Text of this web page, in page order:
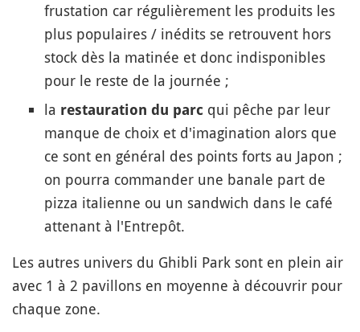
frustation car régulièrement les produits les
plus populaires / inédits se retrouvent hors
stock dès la matinée et donc indisponibles
pour le reste de la journée ;
la restauration du parc qui pêche par leur
manque de choix et d'imagination alors que
ce sont en général des points forts au Japon ;
on pourra commander une banale part de
pizza italienne ou un sandwich dans le café
attenant à l'Entrepôt.
Les autres univers du Ghibli Park sont en plein air
avec 1 à 2 pavillons en moyenne à découvrir pour
chaque zone.